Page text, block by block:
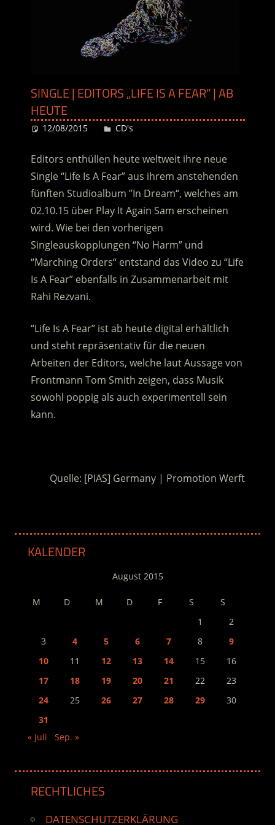
SINGLE | EDITORS „LIFE IS A FEAR“ | AB
HEUTE
12/08/2015 Desiree
CD's
Editors enthüllen heute weltweit ihre neue
Single “Life Is A Fear” aus ihrem anstehenden
fünften Studioalbum ”In Dream“, welches am
02.10.15 über Play It Again Sam erscheinen
wird. Wie bei den vorherigen
Singleauskopplungen “No Harm” und
“Marching Orders“ entstand das Video zu “Life
Is A Fear” ebenfalls in Zusammenarbeit mit
Rahi Rezvani.
“Life Is A Fear” ist ab heute digital erhältlich
und steht repräsentativ für die neuen
Arbeiten der Editors, welche laut Aussage von
Frontmann Tom Smith zeigen, dass Musik
sowohl poppig als auch experimentell sein
kann.
Quelle: [PIAS] Germany | Promotion Werft
KALENDER
August 2015
M D M D F S
S
1
2
3
4 5 6 7 8
9
10
11 12 13 14 15
16
17
18 19 20 21 22
23
24
25 26 27 28 29
30
31
« Juli
Sep. »
RECHTLICHES
DATENSCHUTZERKLÄRUNG